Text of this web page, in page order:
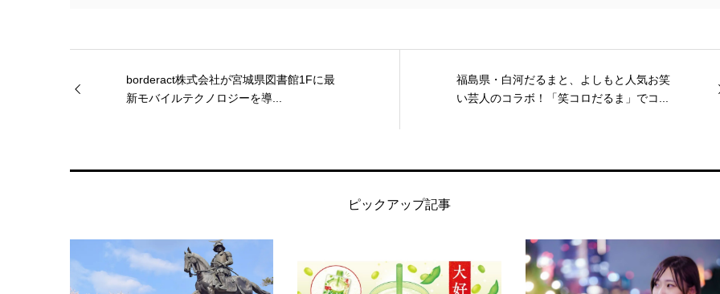
borderact株式会社が宮城県図書館1Fに最
新モバイルテクノロジーを導...
福島県・白河だるまと、よしもと人気お笑
い芸人のコラボ！「笑コロだるま」でコ...
ピックアップ記事